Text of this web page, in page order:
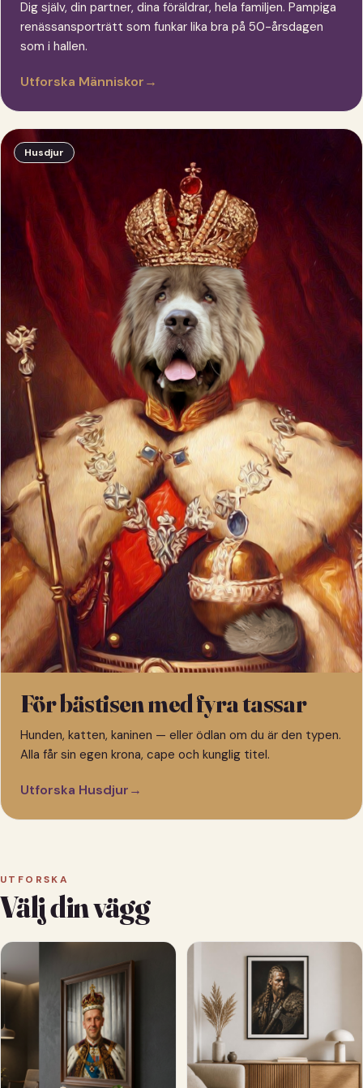
Dig själv, din partner, dina föräldrar, hela familjen. Pampiga
renässansporträtt som funkar lika bra på 50-årsdagen
som i hallen.
Utforska Människor→
Husdjur
För bästisen med fyra tassar
Hunden, katten, kaninen — eller ödlan om du är den typen.
Alla får sin egen krona, cape och kunglig titel.
Utforska Husdjur→
UTFORSKA
Välj din vägg